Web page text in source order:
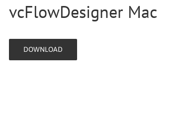
vcFlowDesigner Mac
DOWNLOAD